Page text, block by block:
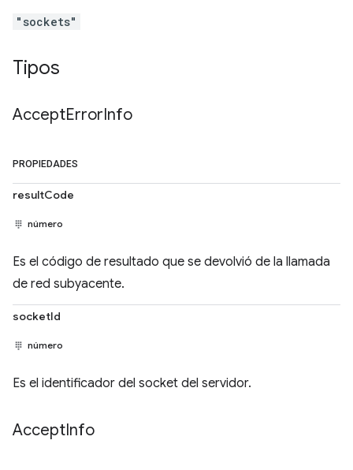
"sockets"
Tipos
AcceptErrorInfo
PROPIEDADES
resultCode
número
Es el código de resultado que se devolvió de la llamada
de red subyacente.
socketId
número
Es el identificador del socket del servidor.
AcceptInfo